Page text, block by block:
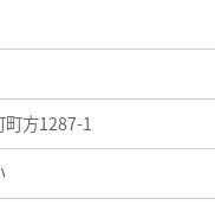
町方1287-1